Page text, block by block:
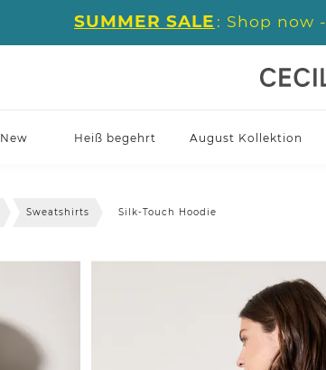
SUMMER SALE : Shop now -
New Heiß begehrt August Kollektion
Sweatshirts Silk-Touch Hoodie